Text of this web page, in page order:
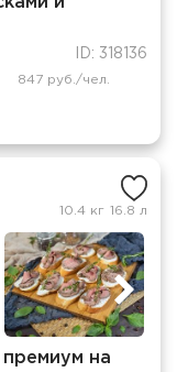
ID: 318136
847 руб./чел.
10.4 кг 16.8 л
на